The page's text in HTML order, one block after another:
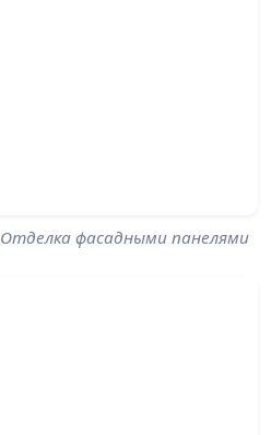
Отделка фасадными панелями